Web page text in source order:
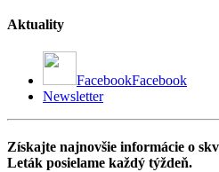
Aktuality
FacebookFacebook
Newsletter
Získajte najnovšie informácie o
Leták posielame každý týždeň.